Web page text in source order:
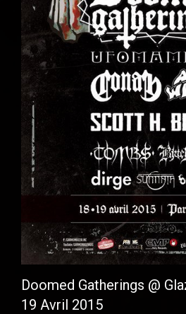
Doomed Gatherings @
19 Avril 2015